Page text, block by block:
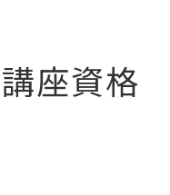
パ資格講座の賢い選択
座資格